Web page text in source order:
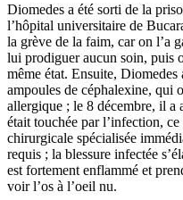
Diomedes a été sorti de la
l’hôpital universitaire de
la grève de la faim, car on l’a
lui prodiguer aucun soin, puis
même état. Ensuite, Diomedes
ampoules de céphalexine, qui
allergique ; le 8 décembre, il a
était touchée par l’infection,
chirurgicale spécialisée
requis ; la blessure infectée
est fortement enflammé et
voir l’os à l’oeil nu.